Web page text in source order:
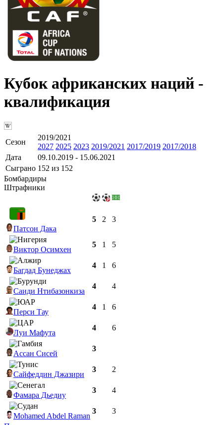
Кубок африканских наций -
квалификация
Сезон
2019/2021
2027 2025 2023 2019/2021 2017/2019 2017/2018
Дата
09.10.2019 - 15.06.2021
Сыграно 152 из 152
Бомбардиры
Штрафники
Патсон Дака
5 2 3
Виктор Осимхен
5 1 5
Багдад Бунеджах
4 1 6
Саиди Нтибазонкиза
4 4
Перси Тау
4 1 6
Луи Мафута
4 6
Ассан Сисей
3
Сайфеддин Джазири
3 2
Фамара Дьедиу
3 4
Mohamed Abdel Raman
3
3